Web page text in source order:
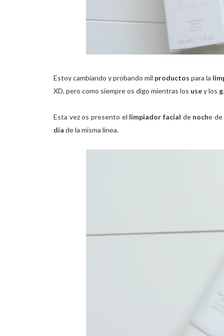
Estoy cambiando y probando mil productos para la
XD, pero como siempre os digo mientras los usey los
Esta vez os presento el limpiador facial de noche
día de la misma línea.